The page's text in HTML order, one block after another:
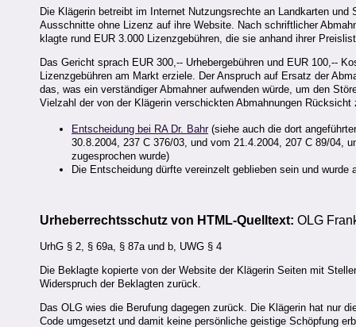
Die Klägerin betreibt im Internet Nutzungsrechte an Landkarten
Ausschnitte ohne Lizenz auf ihre Website. Nach schriftlicher
klagte rund EUR 3.000 Lizenzgebühren, die sie anhand ihrer
Das Gericht sprach EUR 300,-- Urhebergebühren und EUR 100,--
Lizenzgebühren am Markt erziele. Der Anspruch auf Ersatz der
das, was ein verständiger Abmahner aufwenden würde, um den
Vielzahl der von der Klägerin verschickten Abmahnungen
Entscheidung bei RA Dr. Bahr(siehe auch die dort
30.8.2004, 237 C 376/03, und vom 21.4.2004, 207 C 89/04,
zugesprochen wurde)
Die Entscheidung dürfte vereinzelt geblieben sein und
Urheberrechtsschutz von HTML-Quelltext: OLG
UrhG § 2, § 69a, § 87a und b, UWG § 4
Die Beklagte kopierte von der Website der Klägerin Seiten mit
Widerspruch der Beklagten zurück.
Das OLG wies die Berufung dagegen zurück. Die Klägerin hat nur
Code umgesetzt und damit keine persönliche geistige Schöpfung